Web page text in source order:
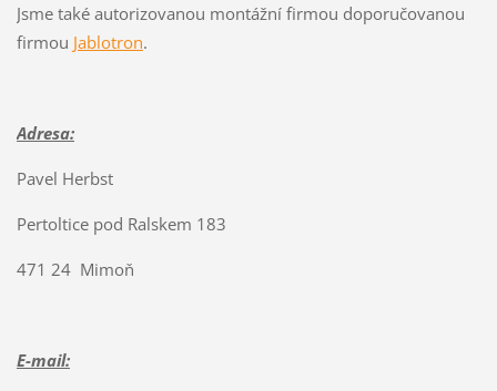
Jsme také autorizovanou montážní firmou doporučovanou
firmou Jablotron.
Adresa:
Pavel Herbst
Pertoltice pod Ralskem 183
471 24 Mimoň
E-mail: